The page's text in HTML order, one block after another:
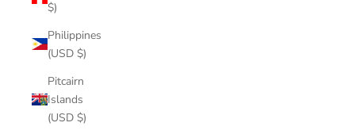
$)
Philippines
(USD $)
Pitcairn
Islands
(USD $)